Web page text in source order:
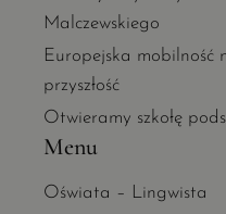
Malczewskiego
Europejska mobilność
przyszłość
Otwieramy szkołę
Menu
Oświata – Lingwista